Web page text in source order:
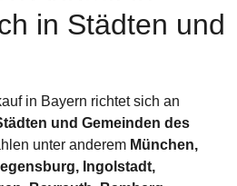
in Städten und
in Bayern richtet sich an
und Gemeinden des
unter anderem München,
Ingolstadt,